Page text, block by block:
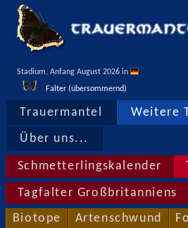
Stadium, Anfang August 2026 in
Falter (übersommernd)
Trauermantel Weitere
Über uns...
Schmetterlingskalender
Tagfalter Großbritanniens
Biotope Artenschwund